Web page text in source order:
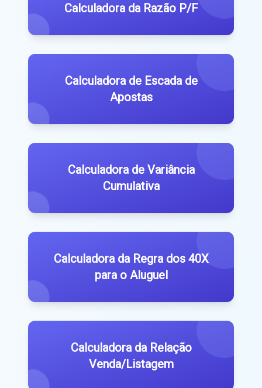
Calculadora da Razão P/F
Calculadora de Escada de
Apostas
Calculadora de Variância
Cumulativa
Calculadora da Regra dos 40X
para o Aluguel
Calculadora da Relação
Venda/Listagem